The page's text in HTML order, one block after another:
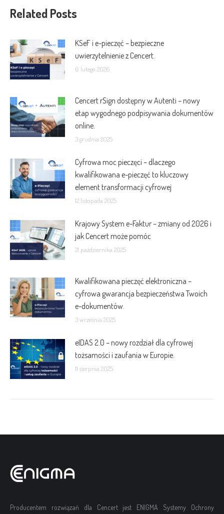
Related Posts
KSeF i e-pieczęć – bezpieczne
uwierzytelnienie z Cencert.
6 lutego 2026
Cencert rSign dostępny w Autenti – nowy
etap wygodnego podpisywania dokumentów
online.
3 grudnia 2025
Cyfrowa moc pieczęci – dlaczego
kwalifikowana e-pieczęć to kluczowy
element transformacji cyfrowej
12 listopada 2025
Krajowy System e-Faktur – zmiany od 2026 i
jak Cencert może pomóc
21 października 2025
Kwalifikowana pieczęć elektroniczna –
cyfrowa gwarancja bezpieczeństwa Twoich
e-dokumentów.
3 września 2025
eIDAS 2.0 – nowy rozdział dla cyfrowej
tożsamości i zaufania w Europie.
11 sierpnia 2025
Producentem rozwiązań dla Cencert jest ENIGMA Systemy Ochrony